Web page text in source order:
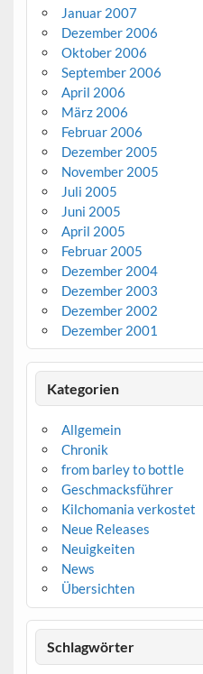
Januar 2007
Dezember 2006
Oktober 2006
September 2006
April 2006
März 2006
Februar 2006
Dezember 2005
November 2005
Juli 2005
Juni 2005
April 2005
Februar 2005
Dezember 2004
Dezember 2003
Dezember 2002
Dezember 2001
Kategorien
Allgemein
Chronik
from barley to bottle
Geschmacksführer
Kilchomania verkostet
Neue Releases
Neuigkeiten
News
Übersichten
Schlagwörter